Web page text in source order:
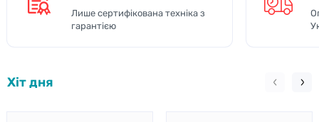
Лише сертифікована техніка з
гарантією
Хіт дня